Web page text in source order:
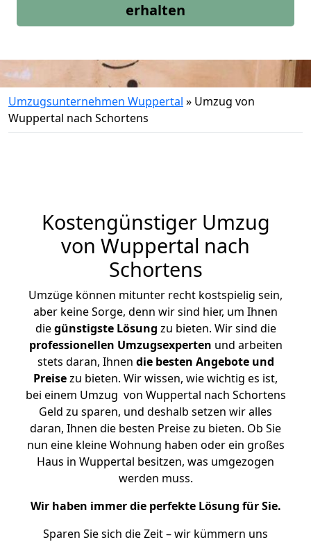
erhalten
Umzugsunternehmen Wuppertal » Umzug von
Wuppertal nach Schortens
Kostengünstiger Umzug
von Wuppertal nach
Schortens
Umzüge können mitunter recht kostspielig sein,
aber keine Sorge, denn wir sind hier, um Ihnen
diegünstigste Lösung zu bieten. Wir sind die
professionellen Umzugsexperten und arbeiten
stets daran, Ihnen die besten Angebote und
Preisezu bieten. Wir wissen, wie wichtig es ist,
bei einem Umzug von Wuppertal nach Schortens
Geld zu sparen, und deshalb setzen wir alles
daran, Ihnen die besten Preise zu bieten. Ob Sie
nun eine kleine Wohnung haben oder ein großes
Haus in Wuppertal besitzen, was umgezogen
werden muss.
Wir haben immer die perfekte Lösung für Sie.
Sparen Sie sich die Zeit – wir kümmern uns